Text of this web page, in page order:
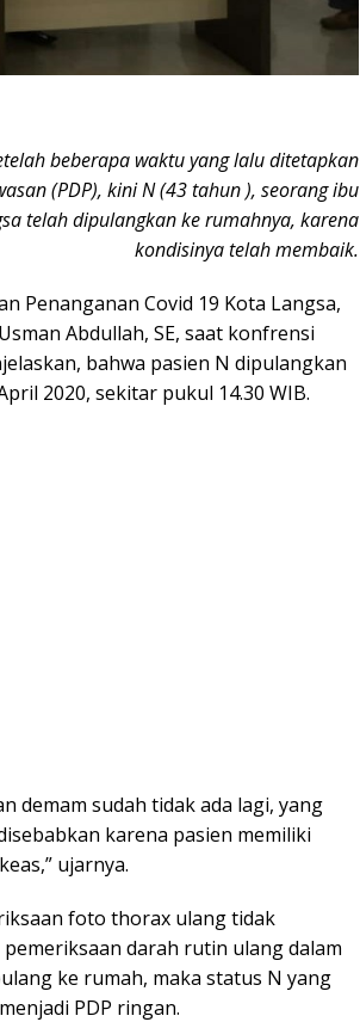
beberapa waktu yang lalu ditetapkan
(PDP), kini N (43 tahun ), seorang ibu
telah dipulangkan ke rumahnya, karena
kondisinya telah membaik.
Penanganan Covid 19 Kota Langsa,
Abdullah, SE, saat konfrensi
bahwa pasien N dipulangkan
2020, sekitar pukul 14.30 WIB.
demam sudah tidak ada lagi, yang
karena pasien memiliki
ujarnya.
foto thorax ulang tidak
darah rutin ulang dalam
ke rumah, maka status N yang
PDP ringan.